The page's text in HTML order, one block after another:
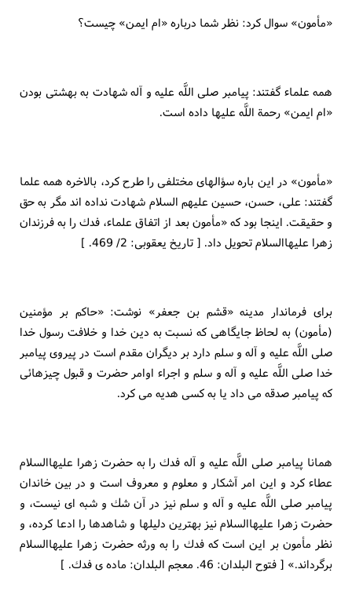
«مأمون» سوال كرد: نظر شما درباره «ام ايمن» چيست؟
همه علماء گفتند: پيامبر صلى اللَّه عليه و آله شهادت به بهشتى بودن
«ام ايمن» رحمة اللَّه عليها داده است.
«مأمون» در اين باره سؤالهاى مختلفى را طرح كرد، بالاخره همه علما
گفتند: على، حسن، حسين عليهم السلام شهادت نداده اند مگر به حق
و حقيقت. اينجا بود كه «مأمون بعد از اتفاق علماء، فدك را به فرزندان
زهرا عليهاالسلام تحويل داد. [ تاريخ يعقوبى: 2/ 469. ]
براى فرماندار مدينه «قشم بن جعفر» نوشت: «حاكم بر مؤمنين
(مأمون) به لحاظ جايگاهى كه نسبت به دين خدا و خلافت رسول خدا
صلى اللَّه عليه و آله و سلم دارد بر دیگران مقدم است در پيروى پيامبر
خدا صلى اللَّه عليه و آله و سلم و اجراء اوامر حضرت و قبول چيزهائى
كه پيامبر صدقه مى داد يا به كسى هديه مى كرد.
همانا پيامبر صلى اللَّه عليه و آله فدك را به حضرت زهرا عليهاالسلام
عطاء كرد و اين امر آشكار و معلوم و معروف است و در بين خاندان
پيامبر صلى اللَّه عليه و آله و سلم نيز در آن شك و شبه اى نيست، و
حضرت زهرا عليهاالسلام نيز بهترين دليلها و شاهدها را ادعا كرده، و
نظر مأمون بر اين است كه فدك را به ورثه حضرت زهرا عليهاالسلام
برگرداند.» [ فتوح البلدان: 46. معجم البلدان: ماده ى فدك. ]